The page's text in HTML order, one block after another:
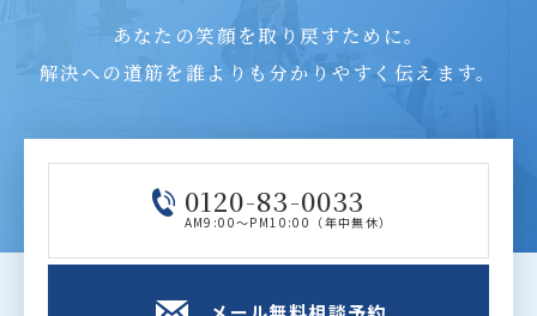
あなたの笑顔を取り戻すために。
解決への道筋を誰よりも分かりやすく伝えます。
0120-83-0033
AM9:00～PM10:00（年中無休）